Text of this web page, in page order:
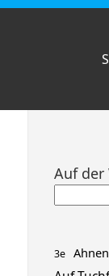
Zum
Auf der
3e